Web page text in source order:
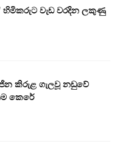
හිමිකරුට වැඩ වරදින ලකුණු
කිරුළ ගැලවූ නඩුවේ
කෙරේ